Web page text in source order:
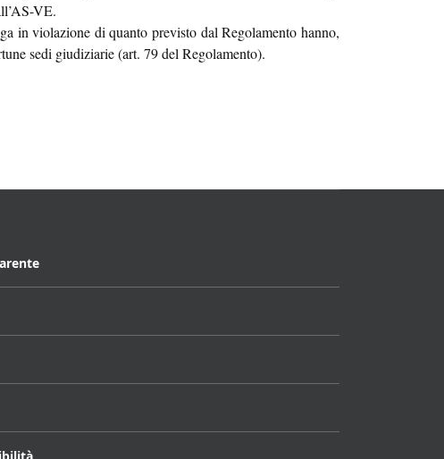
VE.
in violazione di quanto previsto dal Regolamento hanno,
sedi giudiziarie (art. 79 del Regolamento).